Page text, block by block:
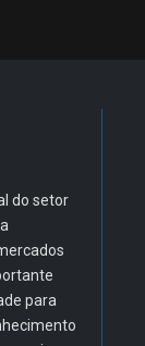
do setor
para